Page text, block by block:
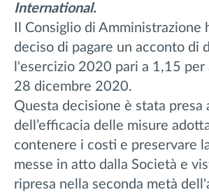
International.
Il Consiglio di Amministrazione
deciso di pagare un acconto di
l'esercizio 2020 pari a 1,15 per
28 dicembre 2020.
Questa decisione è stata presa
dell’efficacia delle misure
contenere i costi e preservare
messe in atto dalla Società e
ripresa nella seconda metà